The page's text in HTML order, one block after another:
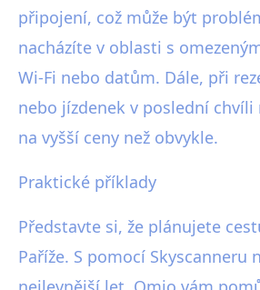
připojení, což může být
nacházíte v oblasti s
Wi-Fi nebo datům. Dále, při
nebo jízdenek v poslední chvíli
na vyšší ceny než obvykle.
Praktické příklady
Představte si, že plánujete
Paříže. S pomocí Skyscanneru